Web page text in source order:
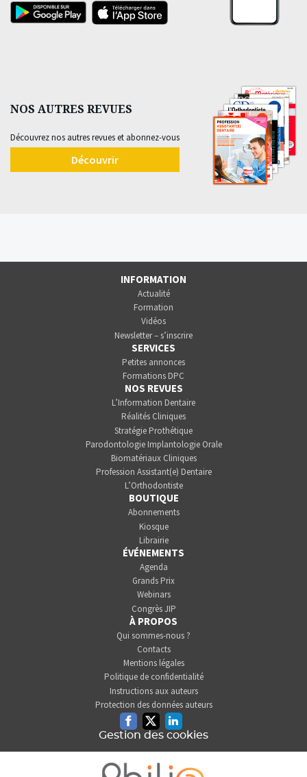
NOS AUTRES REVUES
Découvrez nos autres revues et abonnez-vous
Découvrir
INFORMATION
Actualité
Formation
Vidéos
Newsletter – s’inscrire
SERVICES
Petites annonces
Formations DPC
NOS REVUES
L’Information Dentaire
Réalités Cliniques
Stratégie Prothétique
Parodontologie Implantologie Orale
Biomatériaux Cliniques
Profession Assistant(e) Dentaire
L’Orthodontiste
BOUTIQUE
Abonnements
Kiosque
Librairie
ÉVÉNEMENTS
Agenda
Grands Prix
Webinars
Congrès JIP
À PROPOS
Qui sommes-nous ?
Contacts
Mentions légales
Politique de confidentialité
Instructions aux auteurs
Protection des données auteurs
FacebookTwitterLinkedin
Gestion des cookies